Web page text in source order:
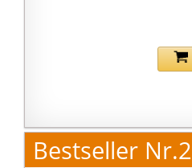
Bestseller Nr.2